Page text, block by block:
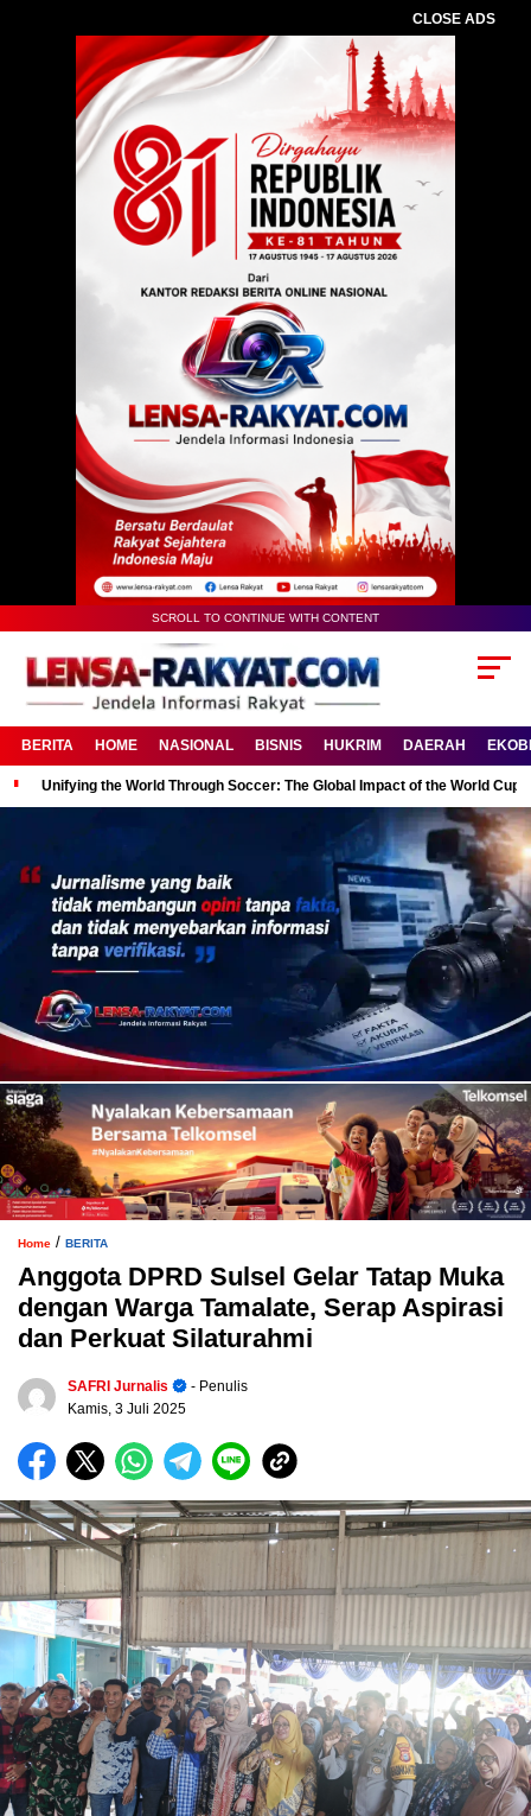
CLOSE ADS
SCROLL TO CONTINUE WITH CONTENT
BERITA HOME NASIONAL BISNIS HUKRIM DAERAH
Unifying the World Through Soccer: The Global Impact of the World Cup
Home / BERITA
Anggota DPRD Sulsel Gelar Tatap Muka
dengan Warga Tamalate, Serap Aspirasi
dan Perkuat Silaturahmi
SAFRI Jurnalis
- Penulis
Kamis, 3 Juli 2025